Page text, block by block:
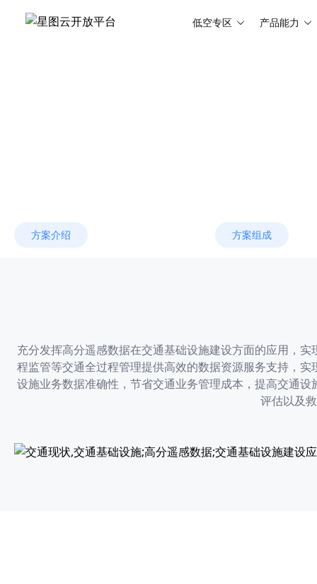
低空专区 产品能力
方案介绍 方案组成
充分发挥高分遥感数据在交通基础设施建设方面的应用，
程监管等交通全过程管理提供高效的数据资源服务支持，
设施业务数据准确性，节省交通业务管理成本，提高交通
评估以及